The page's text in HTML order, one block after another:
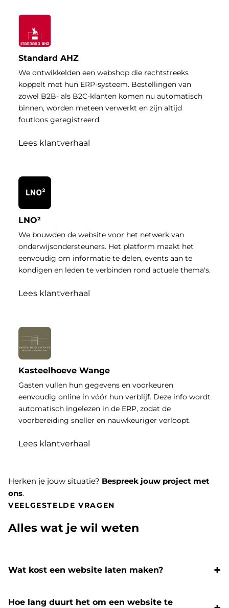
Standard AHZ
We ontwikkelden een webshop die rechtstreeks
koppelt met hun ERP-systeem. Bestellingen van
zowel B2B- als B2C-klanten komen nu automatisch
binnen, worden meteen verwerkt en zijn altijd
foutloos geregistreerd.
Lees klantverhaal
LNO²
We bouwden de website voor het netwerk van
onderwijsondersteuners. Het platform maakt het
eenvoudig om informatie te delen, events aan te
kondigen en leden te verbinden rond actuele thema's.
Lees klantverhaal
Kasteelhoeve Wange
Gasten vullen hun gegevens en voorkeuren
eenvoudig online in vóór hun verblijf. Deze info wordt
automatisch ingelezen in de ERP, zodat de
voorbereiding sneller en nauwkeuriger verloopt.
Lees klantverhaal
Herken je jouw situatie? Bespreek jouw project met
ons.
VEELGESTELDE VRAGEN
Alles wat je wil weten
Wat kost een website laten maken?
Hoe lang duurt het om een website te